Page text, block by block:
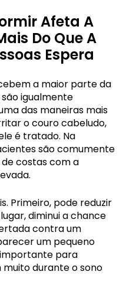
Afeta A
Do Que A
Espera
a maior parte da
igualmente
das maneiras mais
o couro cabeludo,
é tratado. Na
são comumente
costas com a
Primeiro, pode reduzir
diminui a chance
contra um
um pequeno
para
muito durante o sono